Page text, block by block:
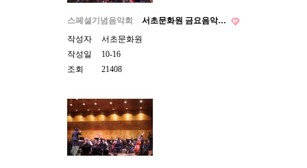
스페셜기념음악회
서초문화원 금요음악…
작성자
서초문화원
작성일
10-16
조회
21408